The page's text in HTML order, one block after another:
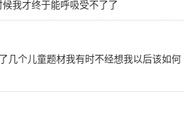
我才终于能呼吸受不了了
几个儿童题材我有时不经想我以后该如何